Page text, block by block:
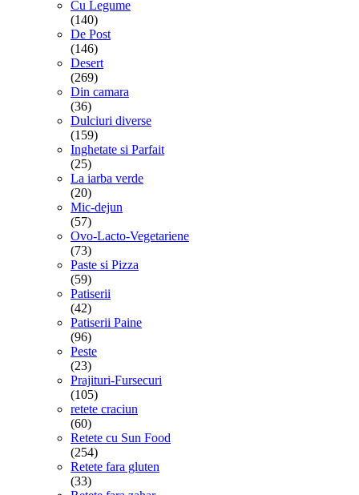
Cu Legume
(140)
De Post
(146)
Desert
(269)
Din camara
(36)
Dulciuri diverse
(159)
Inghetate si Parfait
(25)
La iarba verde
(20)
Mic-dejun
(57)
Ovo-Lacto-Vegetariene
(73)
Paste si Pizza
(59)
Patiserii
(42)
Patiserii Paine
(96)
Peste
(23)
Prajituri-Fursecuri
(105)
retete craciun
(60)
Retete cu Sun Food
(254)
Retete fara gluten
(33)